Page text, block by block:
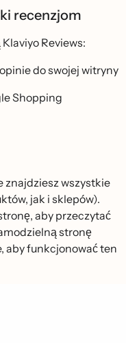
recenzjom
Reviews:
do swojej witryny
Shopping
znajdziesz wszystkie
jak i sklepów).
aby przeczytać
stronę
aby funkcjonować ten